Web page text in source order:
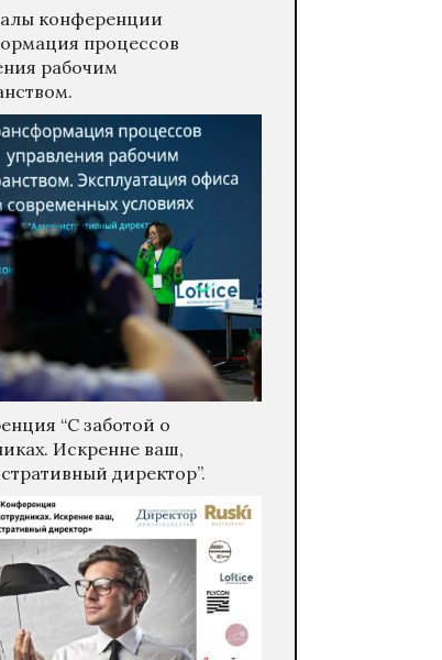
конференции
процессов
рабочим
“С заботой о
Искренне ваш,
директор”.